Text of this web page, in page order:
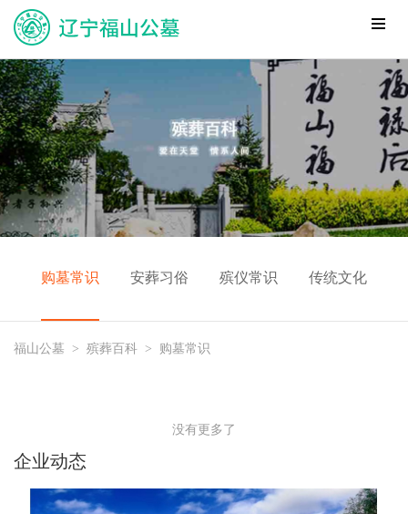
购墓常识 安葬习俗 殡仪常识 传统文化
福山公墓 > 殡葬百科 > 购墓常识
没有更多了
企业动态